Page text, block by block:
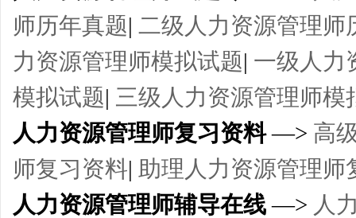
师历年真题| 二级人力资源管理师
力资源管理师模拟试题| 一级人力
模拟试题| 三级人力资源管理师模
人力资源管理师复习资料—> 高
师复习资料| 助理人力资源管理师
人力资源管理师辅导在线—> 人